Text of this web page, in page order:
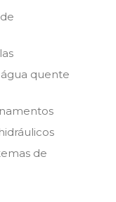
quente
de